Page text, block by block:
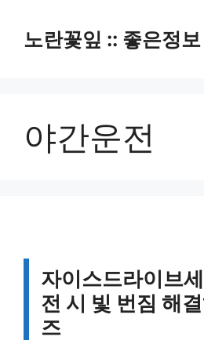
노란꽃잎 :: 좋은정보
야간운전
자이스드라이브
전 시 빛 번짐 해
즈